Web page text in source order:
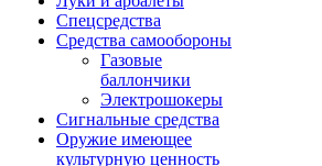
Спецсредства
Средства самообороны
Газовые
баллончики
Электрошокеры
Сигнальные средства
Оружие имеющее
культурную ценность